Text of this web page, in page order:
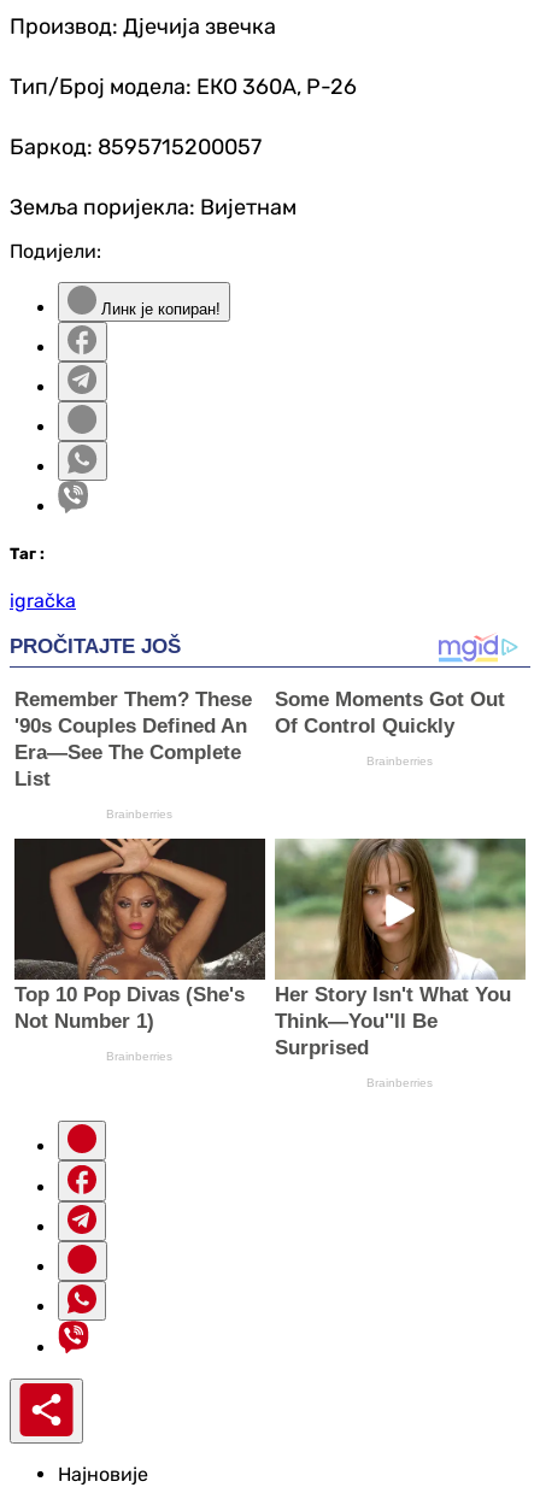
Производ: Дјечија звечка
Тип/Број модела: ЕКО 360А, Р-26
Баркод: 8595715200057
Земља поријекла: Вијетнам
Подијели:
Линк је копиран!
Таг :
igračka
Најновије